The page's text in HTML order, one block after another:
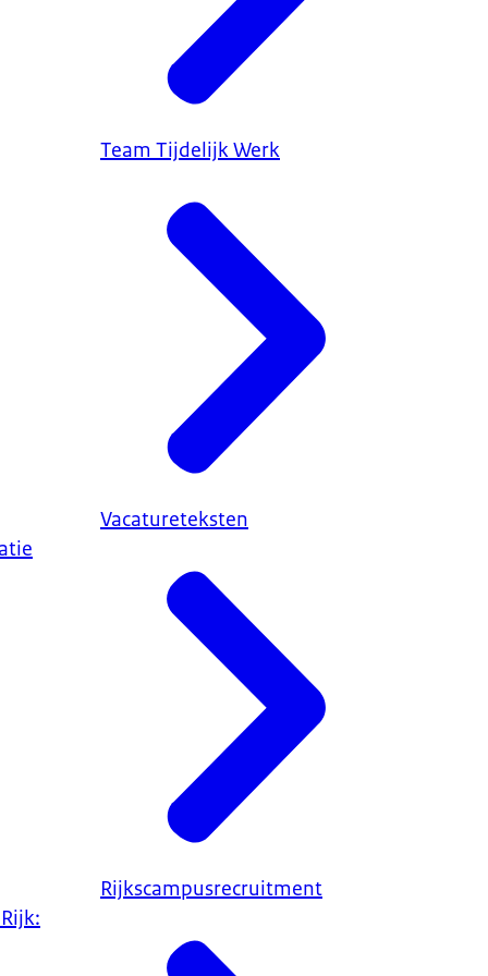
Team Tijdelijk Werk
Vacatureteksten
Rijkscampusrecruitment